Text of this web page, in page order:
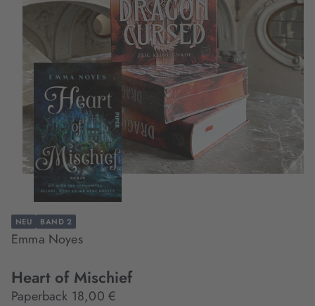
NEU BAND 2
Emma Noyes
Heart of Mischief
Paperback 18,00 €